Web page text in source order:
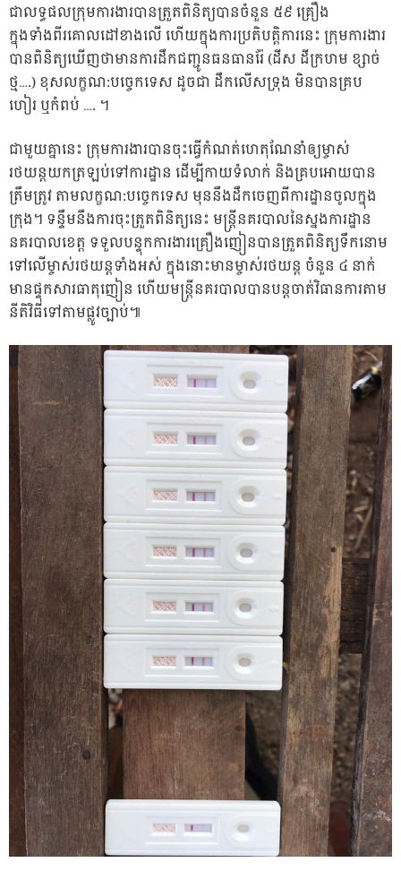
ជាលទ្ធផលក្រុមការងារបានត្រួតពិនិត្យបានចំនួន ៥៩ គ្រឿង
ក្នុងទាំងពីរគោលដៅខាងលើ ហើយក្នុងការប្រតិបត្តិការនេះ ក្រុមការងារ
បានពិនិត្យឃើញថាមានការដឹកជញ្ជូនធនធានរ៉ែ (ដីស ដីក្រហម ខ្សាច់
ថ្ម….) ខុសលក្ខណ:បច្ចេកទេស ដូចជា ដឹកលើសទ្រុង មិនបានគ្រប
ហៀរ ឬកំពប់ …. ។
ជាមួយគ្នានេះ ក្រុមការងារបានចុះធ្វើកំណត់ហេតុ​ណែនាំឲ្យម្ចាស់
រថយន្តយកត្រឡប់ទៅការដ្ឋាន ដើម្បីកាយទំលាក់ និងគ្របអោយបាន
ត្រឹមត្រូវ​ តាមលក្ខណ:បច្ចេកទេស មុននឹងដឹកចេញពីការដ្ឋានចូលក្នុង
ក្រុង​។ ទន្ទឹមនឹងការចុះត្រួតពិនិត្យនេះ មន្ត្រីនគរបាលនៃស្នងការដ្ឋាន
នគរបាលខេត្ត ទទួលបន្ទុកការងារគ្រឿងញៀនបានត្រួតពិនិត្យទឹកនោម
ទៅលើម្ចាស់រថយន្តទាំងអស់ ក្នុងនោះមានម្ចាស់រថយន្ត ចំនួន ៤ នាក់
មានផ្ទុកសារធាតុញៀន ហើយមន្ត្រីនគរបាលបានបន្តចាត់វិធានការតាម
នីតិវិធីទៅតាមផ្លូវច្បាប់៕